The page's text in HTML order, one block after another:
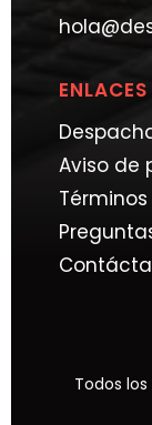
ENLACES
Aviso de
Todos